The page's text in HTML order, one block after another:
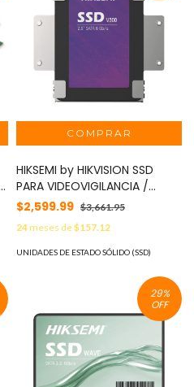
HIKSEMI by HIKVISION SSD
PARA VIDEOVIGILANCIA /
Unidad de Estado Sólido /
500 GB / 2.5" / Alto
Performance / Uso 24/7 /
Compatible con DVR´s y NVR
HIKVISION (Seleccionados)
$2,599.99 $3,661.95
24meses de$157.12
UNIDADES DE ESTADO SÓLIDO (SSD)
29%
OFF